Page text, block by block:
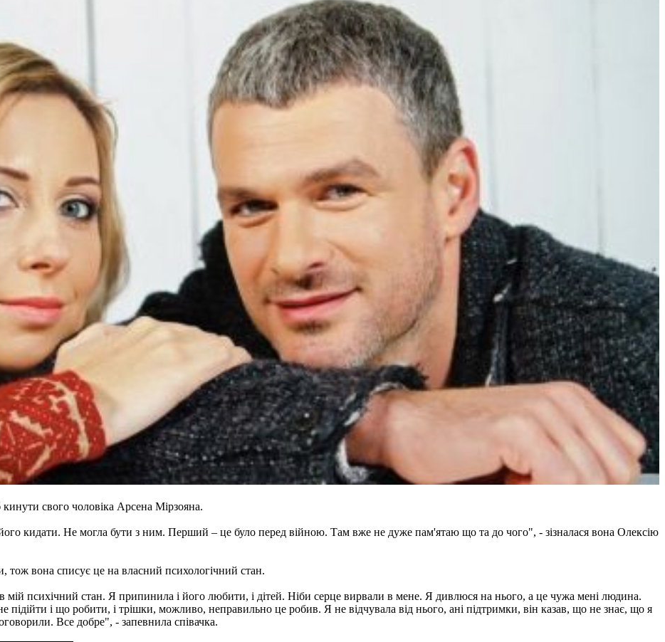
свого чоловіка Арсена Мірзояна.
кидати. Не могла бути з ним. Перший – це було перед війною. Там вже не дуже пам'ятаю що та до чого", - зізналася вона Олексію
тож вона списує це на власний психологічний стан.
психічний стан. Я припинила і його любити, і дітей. Ніби серце вирвали в мене. Я дивлюся на нього, а це чужа мені людина.
і що робити, і трішки, можливо, неправильно це робив. Я не відчувала від нього, ані підтримки, він казав, що не знає, що я
Все добре", - запевнила співачка.